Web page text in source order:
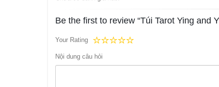
Be the first to review “Túi Tarot Ying and
Your Rating
Nội dung câu hỏi